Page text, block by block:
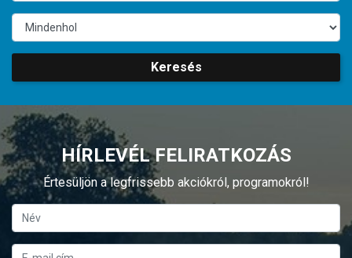
Keresés
HÍRLEVÉL FELIRATKOZÁS
Értesüljön a legfrissebb akciókról, programokról!